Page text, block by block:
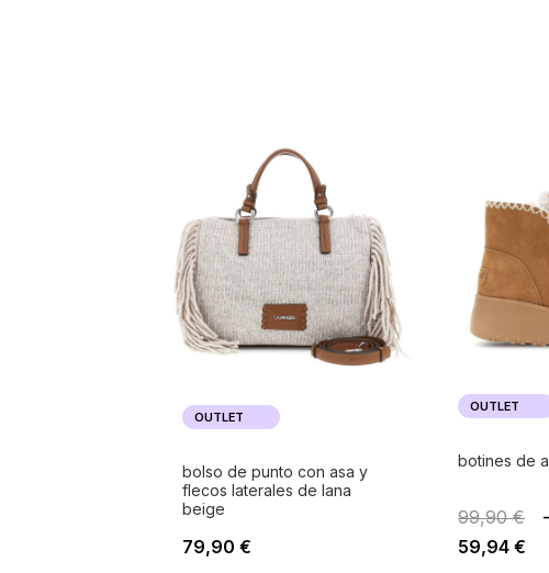
OUTLET
bolso de punto con asa y
flecos laterales de lana
beige
79,90 €
OUTLET
botines de
99,90 €
59,94 €